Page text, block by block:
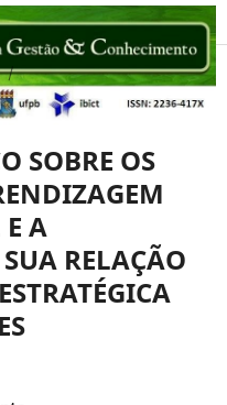
/
SOBRE OS
A
RELAÇÃO